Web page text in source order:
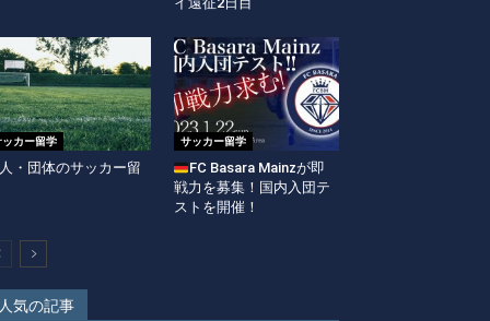
カー留学
・団体のサッカー留
サッカー留学
FC Basara Mainzが即
戦力を募集！国内入団テ
ストを開催！
気の記事